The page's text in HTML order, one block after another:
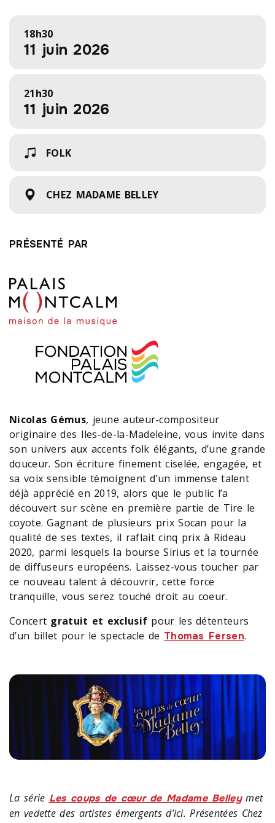
18h30
11 juin 2026
21h30
11 juin 2026
FOLK
CHEZ MADAME BELLEY
PRÉSENTÉ PAR
Nicolas Gémus, jeune auteur-compositeur
originaire des Iles-de-la-Madeleine, vous invite dans
son univers aux accents folk élégants, d’une grande
douceur. Son écriture finement ciselée, engagée, et
sa voix sensible témoignent d’un immense talent
déjà apprécié en 2019, alors que le public l’a
découvert sur scène en première partie de Tire le
coyote. Gagnant de plusieurs prix Socan pour la
qualité de ses textes, il raflait cinq prix à Rideau
2020, parmi lesquels la bourse Sirius et la tournée
de diffuseurs européens. Laissez-vous toucher par
ce nouveau talent à découvrir, cette force
tranquille, vous serez touché droit au coeur.
Concert gratuit et exclusif pour les détenteurs
d’un billet pour le spectacle de Thomas Fersen.
La série Les coups de cœur de Madame Belleymet
en vedette des artistes émergents d’ici. Présentées Chez